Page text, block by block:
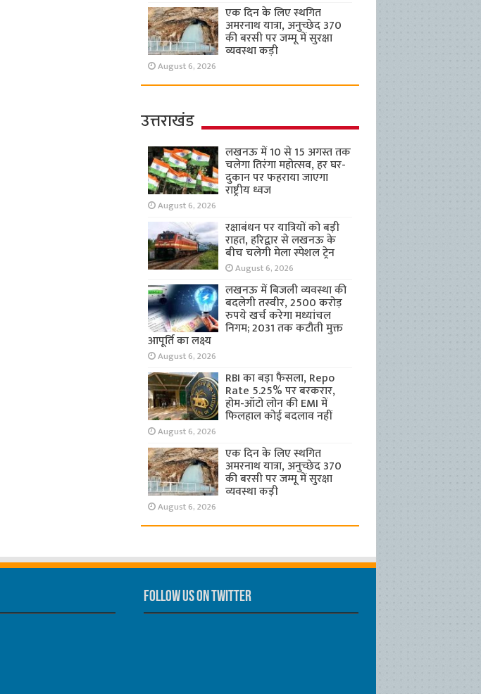
एक दिन के लिए स्थगित
अमरनाथ यात्रा, अनुच्छेद 370
की बरसी पर जम्मू में सुरक्षा
व्यवस्था कड़ी
August 6, 2026
उत्तराखंड
लखनऊ में 10 से 15 अगस्त तक
चलेगा तिरंगा महोत्सव, हर घर-
दुकान पर फहराया जाएगा
राष्ट्रीय ध्वज
August 6, 2026
रक्षाबंधन पर यात्रियों को बड़ी
राहत, हरिद्वार से लखनऊ के
बीच चलेगी मेला स्पेशल ट्रेन
August 6, 2026
लखनऊ में बिजली व्यवस्था की
बदलेगी तस्वीर, 2500 करोड़
रुपये खर्च करेगा मध्यांचल
निगम; 2031 तक कटौती मुक्त
आपूर्ति का लक्ष्य
August 6, 2026
RBI का बड़ा फैसला, Repo
Rate 5.25% पर बरकरार,
होम-ऑटो लोन की EMI में
फिलहाल कोई बदलाव नहीं
August 6, 2026
एक दिन के लिए स्थगित
अमरनाथ यात्रा, अनुच्छेद 370
की बरसी पर जम्मू में सुरक्षा
व्यवस्था कड़ी
August 6, 2026
Follow us on Twitter